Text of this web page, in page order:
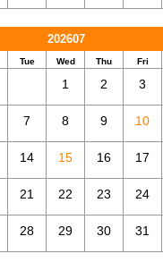
202607
Tue Wed Thu Fri
1 2 3
7 8 9 10
14 15 16 17
21 22 23 24
28 29 30 31